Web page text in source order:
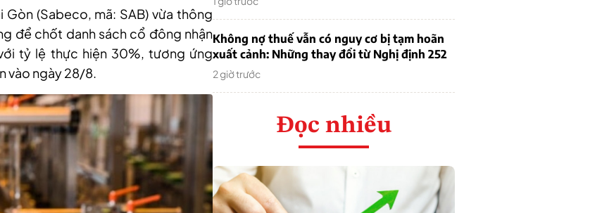
(Sabeco, mã: SAB) vừa thông
để chốt danh sách cổ đông nhận
tỷ lệ thực hiện 30%, tương ứng
vào ngày 28/8.
Không nợ thuế vẫn có nguy cơ bị tạm hoãn
xuất cảnh: Những thay đổi từ Nghị định 252
2 giờ trước
Đọc nhiều